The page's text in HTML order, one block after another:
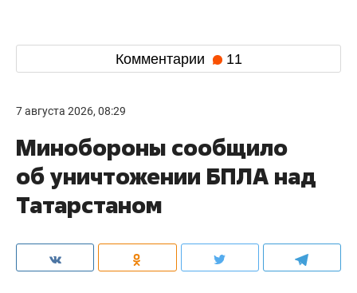
Комментарии 11
7 августа 2026, 08:29
Минобороны сообщило
об уничтожении БПЛА над
Татарстаном